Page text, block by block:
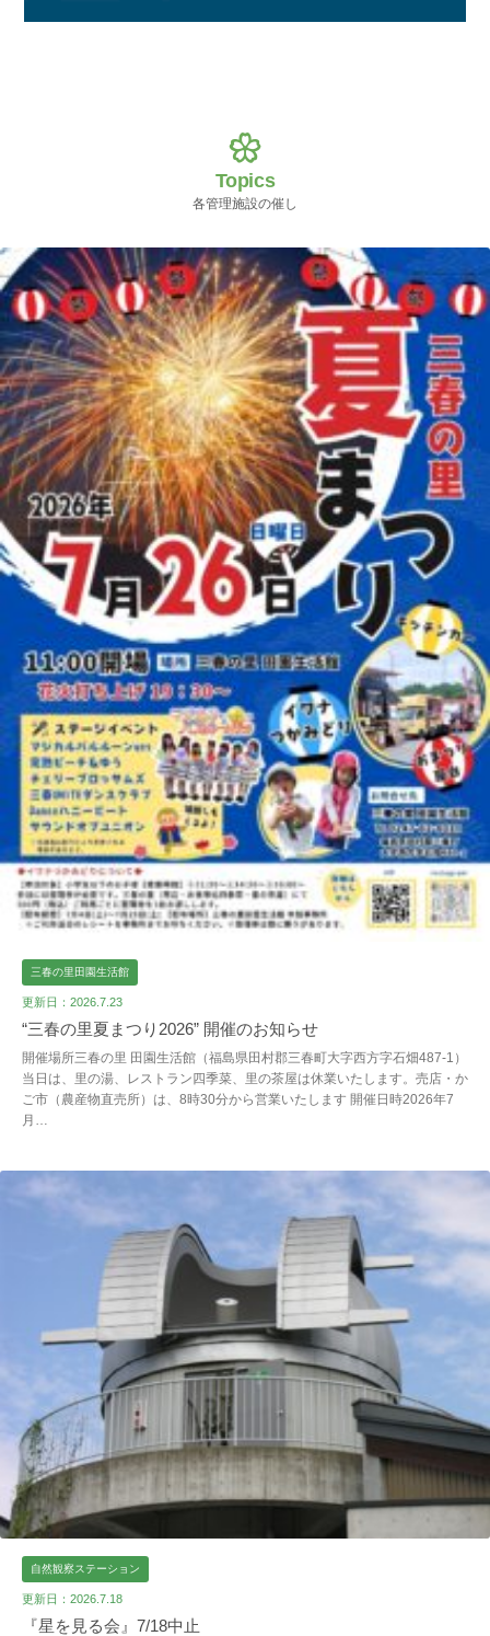
Topics
各管理施設の催し
三春の里田園生活館
更新日：2026.7.23
“三春の里夏まつり2026” 開催のお知らせ
開催場所三春の里 田園生活館（福島県田村郡三春町大字西方字石畑487-1）
当日は、里の湯、レストラン四季菜、里の茶屋は休業いたします。売店・か
ご市（農産物直売所）は、8時30分から営業いたします 開催日時2026年7
月…
自然観察ステーション
更新日：2026.7.18
『星を見る会』7/18中止